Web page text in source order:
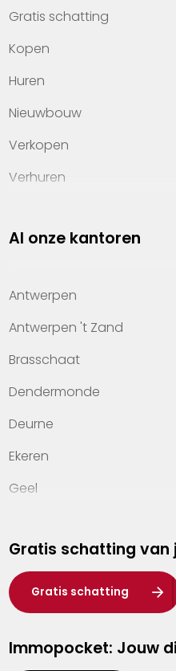
Gratis schatting
Kopen
Huren
Nieuwbouw
Verkopen
Verhuren
Property management
Kennis van wonen
Kantoren
Veelgestelde vragen
Werken bij Heylen Vastgoed
Contact
Al onze kantoren
Antwerpen
Antwerpen 't Zand
Brasschaat
Dendermonde
Deurne
Ekeren
Geel
Hasselt
Heist-op-den-Berg
Herentals
Kalmthout
Gratis schatting van
Gratis schatting
Immopocket: Jouw